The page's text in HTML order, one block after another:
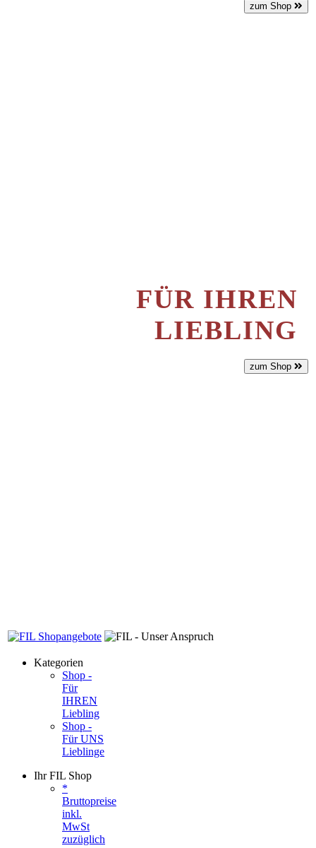
zum Shop
FÜR IHREN
LIEBLING
zum Shop
Kategorien
Shop -
Für
IHREN
Liebling
Shop -
Für UNS
Lieblinge
Ihr FIL Shop
*
Bruttopreise
inkl.
MwSt
zuzüglich